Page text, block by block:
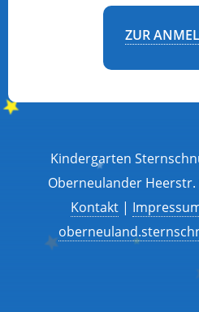
ZUR
Kindergarten
Oberneulander
Kontakt |